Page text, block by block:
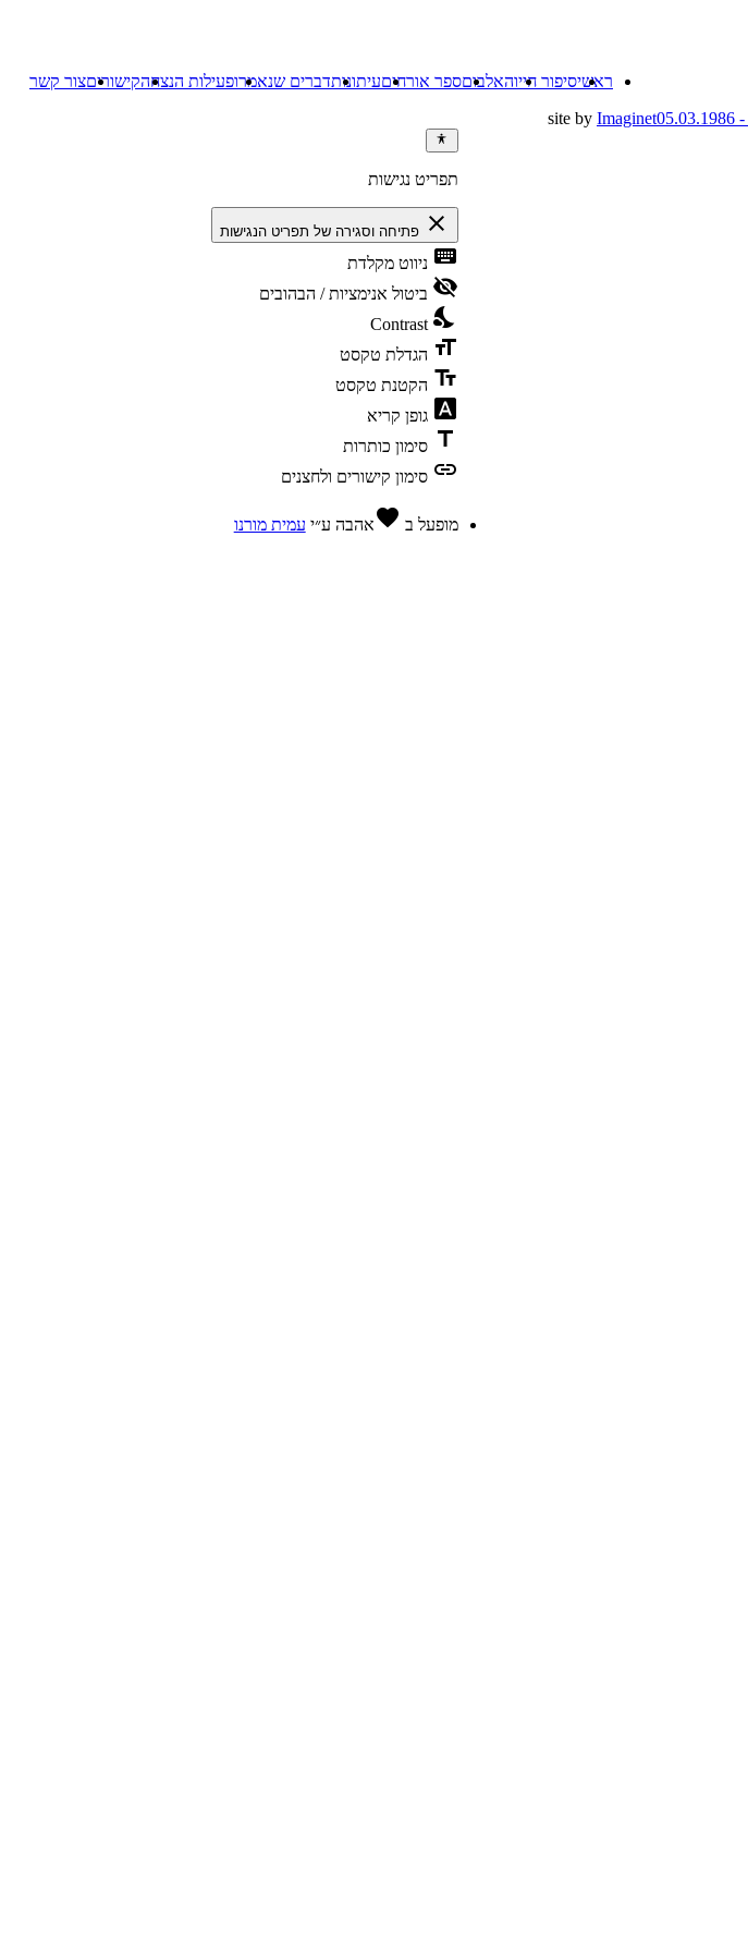
ראשיסיפור חייוהאלבוםספר אורחיםעיתונותדברים שנאמרופעילות הנצחהקישוריםצור קשר
site by Imaginet
תפריט נגישות
close פתיחה וסגירה של תפריט הנגישות
keyboard ניווט מקלדת
visibility_off ביטול אנימציות / הבהובים
nights_stay
Contrast
format_size הגדלת טקסט
text_fields הקטנת טקסט
font_download גופן קריא
title סימון כותרות
link סימון קישורים ולחצנים
מופעל ב favoriteאהבה ע״י עמית מורנו